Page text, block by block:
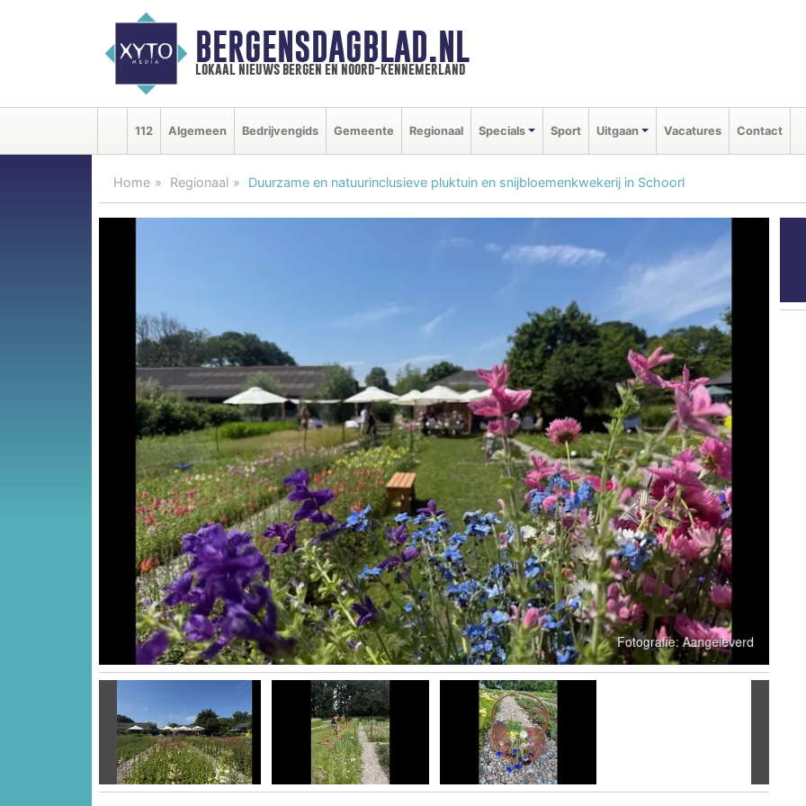
BERGENSDAGBLAD.NL
lokaal nieuws bergen en noord-kennemerland
112 Algemeen Bedrijvengids Gemeente Regionaal Specials Sport Uitgaan Vacatures Contact
Home Regionaal Duurzame en natuurinclusieve pluktuin en snijbloemenkwekerij in Schoorl
Vorige